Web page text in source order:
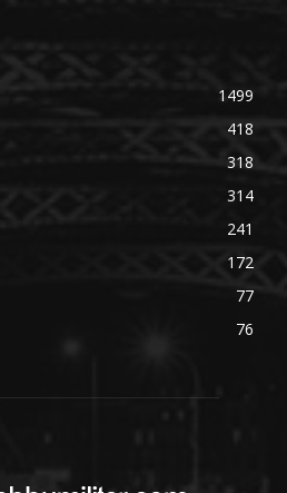
1499
418
318
314
241
172
77
76